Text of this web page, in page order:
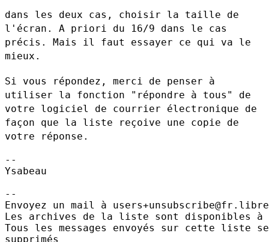
dans les deux cas, choisir la taille de
l'écran. A priori du 16/9 dans le cas
précis. Mais il faut essayer ce qui va le
mieux.
Si vous répondez, merci de penser à
utiliser la fonction "répondre à tous" de
votre logiciel de courrier électronique de
façon que la liste
reçoive une copie de
votre réponse.
--
Ysabeau
--
Envoyez un mail à
Les archives de la liste sont disponibles à
Tous les messages envoyés sur cette liste